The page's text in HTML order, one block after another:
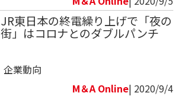
JR東日本の終電繰り上げで「夜の
街」はコロナとのダブルパンチ
企業動向
M＆A Online| 2020/9/4